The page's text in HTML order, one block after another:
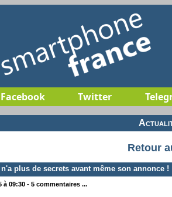
Facebook Twitter
Retour
n'a plus de secrets avant même son annonce !
à 09:30 - 5 commentaires ...